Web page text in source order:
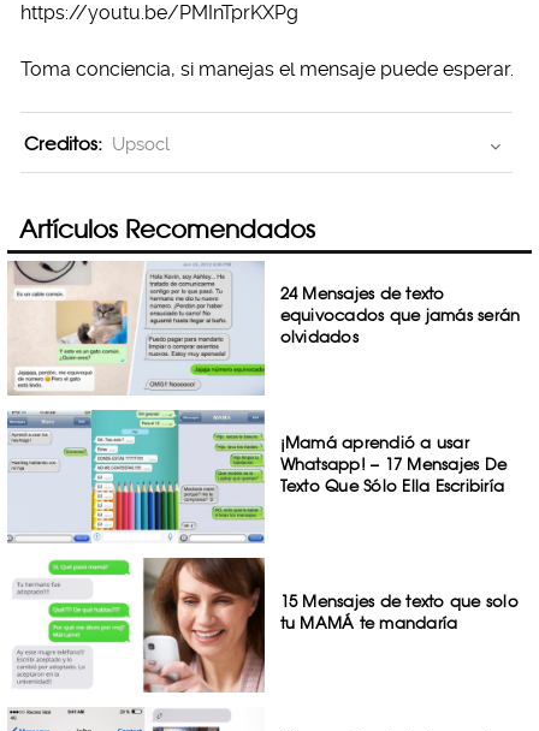
https://youtu.be/PMInTprKXPg
Toma conciencia, si manejas el mensaje puede esperar.
Creditos: Upsocl
Artículos Recomendados
24 Mensajes de texto
equivocados que jamás serán
olvidados
¡Mamá aprendió a usar
Whatsapp! – 17 Mensajes De
Texto Que Sólo Ella Escribiría
15 Mensajes de texto que solo
tu MAMÁ te mandaría